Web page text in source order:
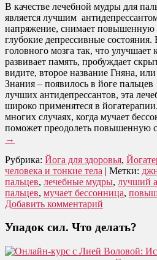
В качестве лечебной мудры для
является лучшим
напряжение, снимает повышенную
глубокие депрессивные состояния.
головного мозга так, что
развивает память, пробуждает
видите, второе название Гняна,
Знания – появилось в йоге
лучших антидепрессантов, эта
широко применятеся в
многих случаях, когда мучает
поможет преодолеть повышенную
→
Рубрика: Йога для здоровья,
человека и тонкие тела | Метки:
пальцев, лечебные мудры, лучший
пальцев, мучает бессонница,
Добавить комментарий
Упадок сил. Что делать?